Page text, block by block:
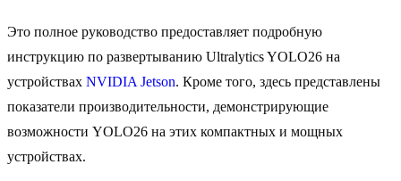
Это полное руководство предоставляет подробную
инструкцию по развертыванию Ultralytics YOLO26 на
устройствах NVIDIA Jetson. Кроме того, здесь представлены
показатели производительности, демонстрирующие
возможности YOLO26 на этих компактных и мощных
устройствах.